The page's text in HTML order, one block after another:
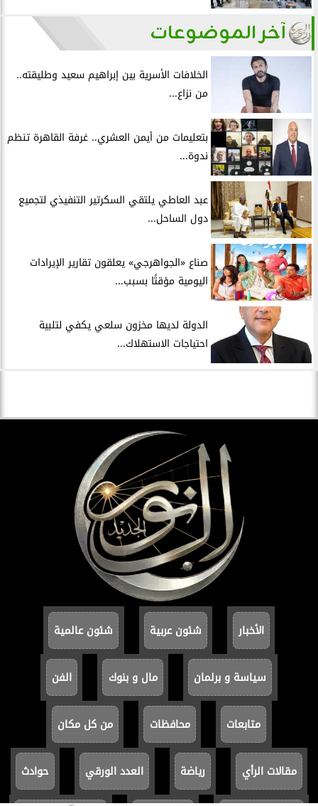
آخر الموضوعات
الخلافات الأسرية بين إبراهيم سعيد وطليقته..
من نزاع...
بتعليمات من أيمن العشري.. غرفة القاهرة تنظم
ندوة...
عبد العاطي يلتقي السكرتير التنفيذي لتجميع
دول الساحل...
صناع «الجواهرجي» يعلقون تقارير الإيرادات
اليومية مؤقتًا بسبب...
الدولة لديها مخزون سلعي يكفي لتلبية
احتياجات الاستهلاك...
الأخبار شئون عربية شئون عالمية
سياسة و برلمان مال و بنوك الفن
متابعات محافظات من كل مكان
مقالات الرأي رياضة العدد الورقي حوادث